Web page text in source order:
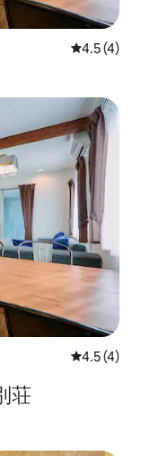
レビュー4
4.5 (4)
レビュー4
4.5 (4)
荘